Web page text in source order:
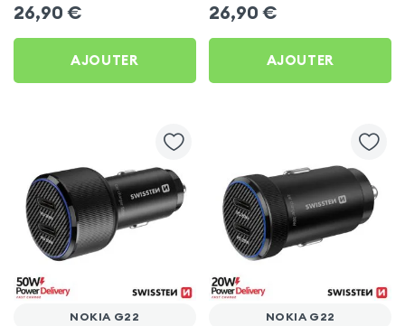
26,90 €
AJOUTER
26,90 €
AJOUTER
NOKIA G22 NOKIA G22